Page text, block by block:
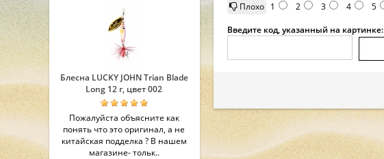
Блесна LUCKY JOHN Trian Blade
Long 12 г, цвет 002
Пожалуйста объясните как
понять что это оригинал, а не
китайская подделка ? В нашем
магазине- тольк..
Плохо 1 2 3 4 5
Введите код, указанный на картинке: